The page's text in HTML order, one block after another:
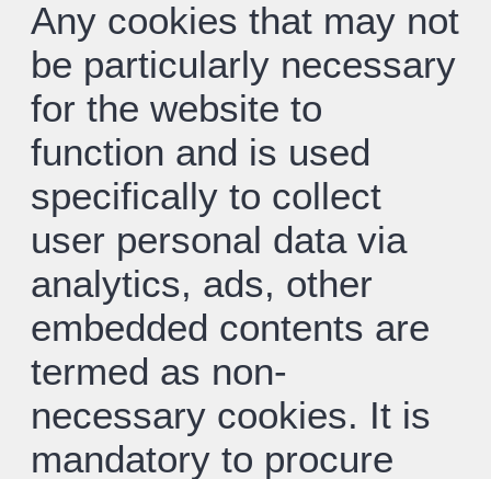
Any cookies that may not
be particularly necessary
for the website to
function and is used
specifically to collect
user personal data via
analytics, ads, other
embedded contents are
termed as non-
necessary cookies. It is
mandatory to procure